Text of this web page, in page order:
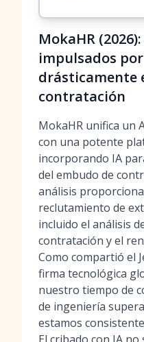
MokaHR
impulsados
drásticamente
contratación
MokaHR unifica un
con una potente
incorporando IA
del embudo de
análisis
reclutamiento de
incluido el análisis
contratación y el
Como compartió el
firma tecnológica
nuestro tiempo de
de ingeniería
estamos